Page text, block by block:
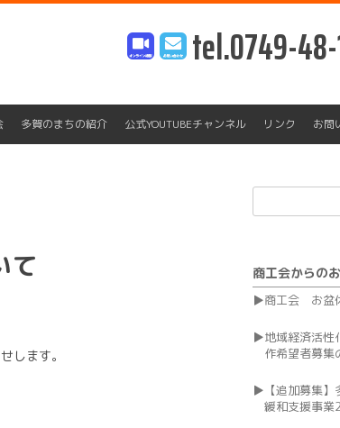
tel.0749-48-
Skip
to
多賀のまちの紹介 公式YOUTUBEチャンネル リンク お問
て
します。
索:
商工会からの
商工会 お盆
地域経済活性
作希望者募集
【追加募集
緩和支援事業